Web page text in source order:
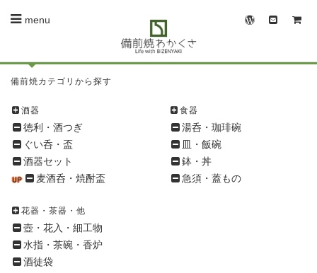
menu
備
焼
シ
ョ
ッ
ン
メ
ニ
ュ
ー
備前焼カテゴリから探す
酒器
徳利・酒つぎ
ぐい呑・盃
酒器セット
麦酒呑・焼酎盃
食器
湯呑・珈琲碗
皿・飯碗
鉢・丼
急須・蓋もの
花器・茶器・他
壺・花入・細工物
水指・茶碗・香炉
酒徒袋